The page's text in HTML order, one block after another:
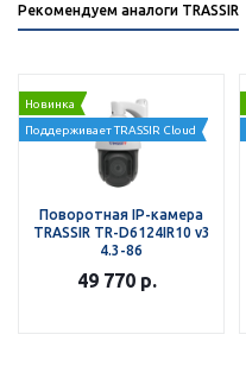
Рекомендуем аналоги TRASSIR
Новинка
Поддерживает TRASSIR Cloud
Поворотная IP-камера
TRASSIR TR-D6124IR10 v3
4.3-86
49 770 р.